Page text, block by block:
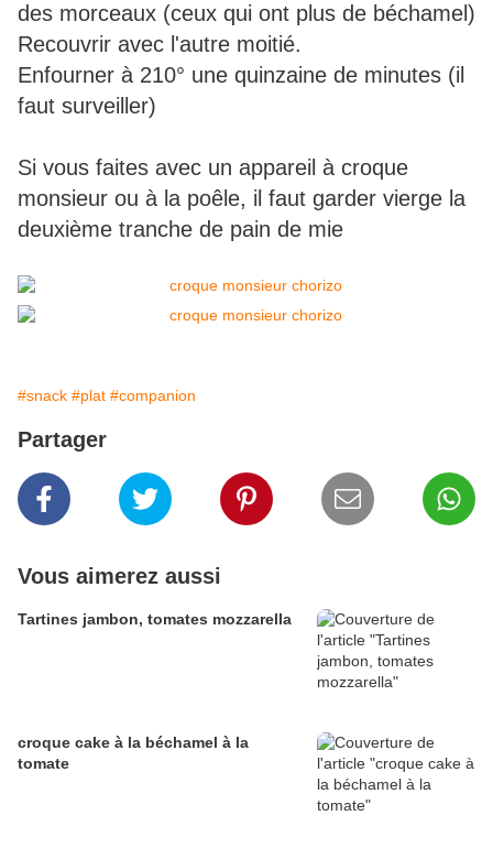
des morceaux (ceux qui ont plus de béchamel)
Recouvrir avec l'autre moitié.
Enfourner à 210° une quinzaine de minutes (il
faut surveiller)
Si vous faites avec un appareil à croque
monsieur ou à la poêle, il faut garder vierge la
deuxième tranche de pain de mie
#snack #plat #companion
Partager
Vous aimerez aussi
Tartines jambon, tomates mozzarella
croque cake à la béchamel à la
tomate